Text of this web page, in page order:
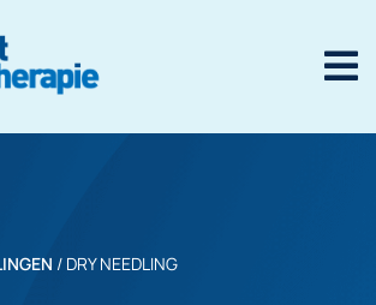
/ DRY NEEDLING